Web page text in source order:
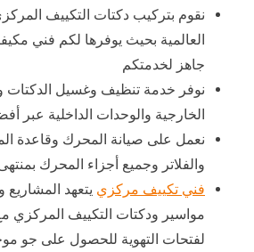
نقوم بتركيب دكتات التكييف
العالمية بحيث يوفرها لكم فني
جاهز لخدمتكم
نوفر خدمة تنظيف وغسيل الدكتات
الخارجية والوحدات الداخلية عبر
نعمل على صيانة المحرك وقاعدة
والفلاتر وجميع أجزاء المحرك
فني تكييف مركزي يتعهد المشاريع
مواسير ودكتات التكييف المركزي
لفتحات التهوية للحصول على جو